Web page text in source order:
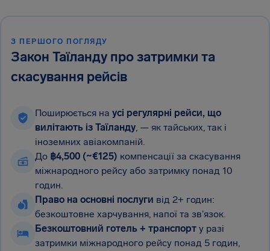
З ПЕРШОГО ПОГЛЯДУ
Закон Таїланду про затримки та
скасування рейсів
Поширюється на усі регулярні рейси, що
вилітають із Таїланду, — як тайських, так і
іноземних авіакомпаній.
До ฿4,500 (~€125) компенсації за скасування
міжнародного рейсу або затримку понад 10
годин.
Право на основні послуги від 2+ годин:
безкоштовне харчування, напої та зв’язок.
Безкоштовний готель + транспорт у разі
затримки міжнародного рейсу понад 5 годин,